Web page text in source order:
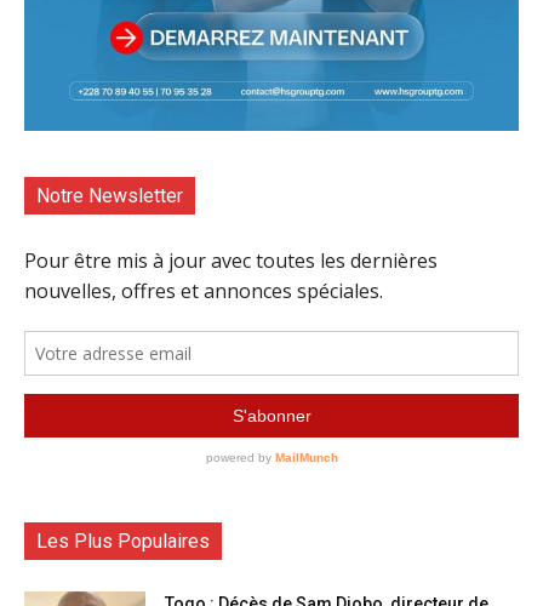
Notre Newsletter
Les Plus Populaires